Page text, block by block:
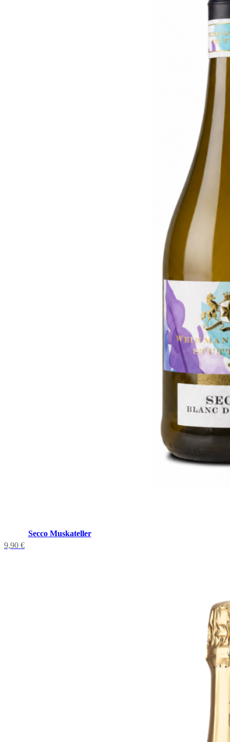
Secco Muskateller
9,90 €